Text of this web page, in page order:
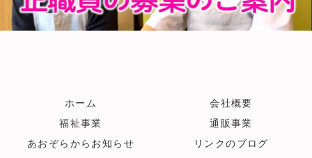
ホーム
会社概要
福祉事業
通販事業
あおぞらからお知らせ
リンクのブログ